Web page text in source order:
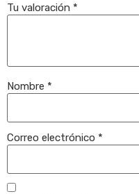
Tu valoración *
Nombre *
Correo electrónico *